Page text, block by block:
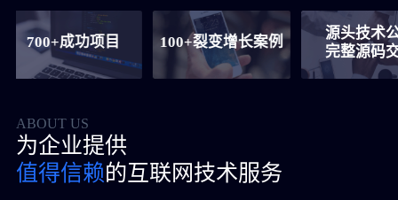
成功项目 100+裂变增长案例
源头技术公司
完整源码交付
ABOUT US
为企业提供
值得信赖的互联网技术服务